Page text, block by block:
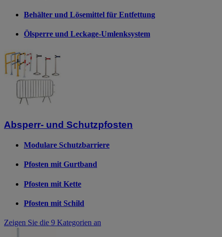
Behälter und Lösemittel für Entfettung
Ölsperre und Leckage-Umlenksystem
Absperr- und Schutzpfosten
Modulare Schutzbarriere
Pfosten mit Gurtband
Pfosten mit Kette
Pfosten mit Schild
Zeigen Sie die 9 Kategorien an